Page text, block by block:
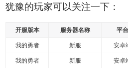
犹豫的玩家可以关注一下：
开服版本 服务器名称 平台
我的勇者 新服 安卓
我的勇者 新服 安卓